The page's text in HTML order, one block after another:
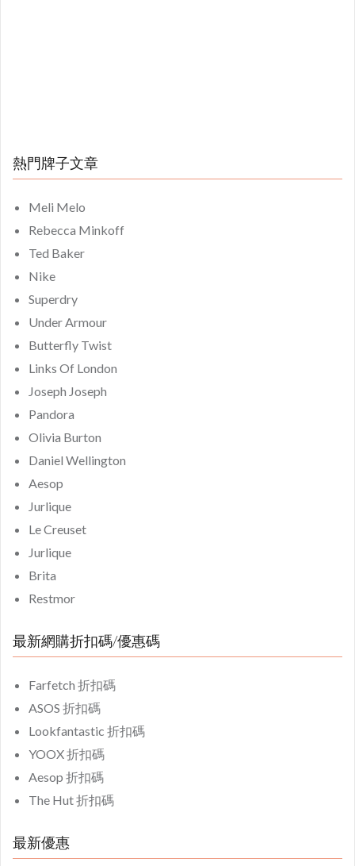
熱門牌子文章
Meli Melo
Rebecca Minkoff
Ted Baker
Nike
Superdry
Under Armour
Butterfly Twist
Links Of London
Joseph Joseph
Pandora
Olivia Burton
Daniel Wellington
Aesop
Jurlique
Le Creuset
Jurlique
Brita
Restmor
最新網購折扣碼/優惠碼
Farfetch 折扣碼
ASOS 折扣碼
Lookfantastic 折扣碼
YOOX 折扣碼
Aesop 折扣碼
The Hut 折扣碼
最新優惠